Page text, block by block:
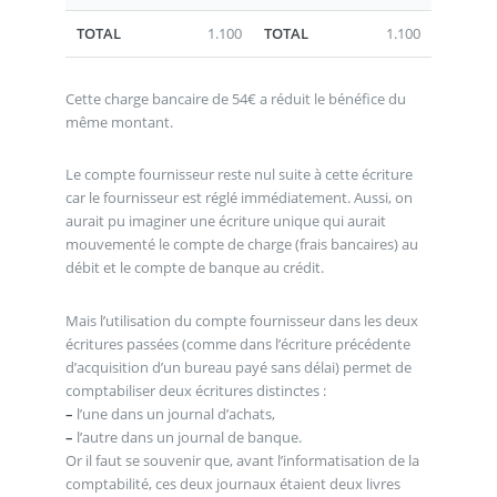
TOTAL 1.100 TOTAL 1.100
Cette charge bancaire de 54€ a réduit le bénéfice du
même montant.
Le compte fournisseur reste nul suite à cette écriture
car le fournisseur est réglé immédiatement. Aussi, on
aurait pu imaginer une écriture unique qui aurait
mouvementé le compte de charge (frais bancaires) au
débit et le compte de banque au crédit.
Mais l’utilisation du compte fournisseur dans les deux
écritures passées (comme dans l’écriture précédente
d’acquisition d’un bureau payé sans délai) permet de
comptabiliser deux écritures distinctes :
– l’une dans un journal d’achats,
– l’autre dans un journal de banque.
Or il faut se souvenir que, avant l’informatisation de la
comptabilité, ces deux journaux étaient deux livres